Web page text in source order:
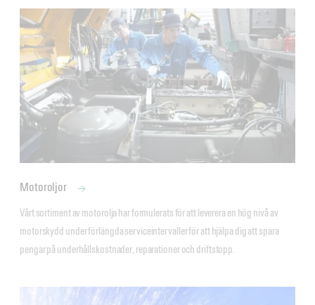
Motoroljor
Vårt sortiment av motorolja har formulerats för att leverera en hög nivå av
motorskydd under förlängda serviceintervaller för att hjälpa dig att spara
pengar på underhållskostnader, reparationer och driftstopp.